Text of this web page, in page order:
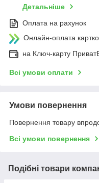
Детальніше
Оплата на рахунок
Онлайн-оплата
на Ключ-карту
Всі умови оплати
Умови повернення
Повернення товару
Всі умови повернення
Подібні товари